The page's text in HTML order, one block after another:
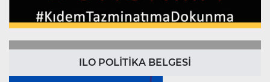
ILO POLİTİKA BELGESİ